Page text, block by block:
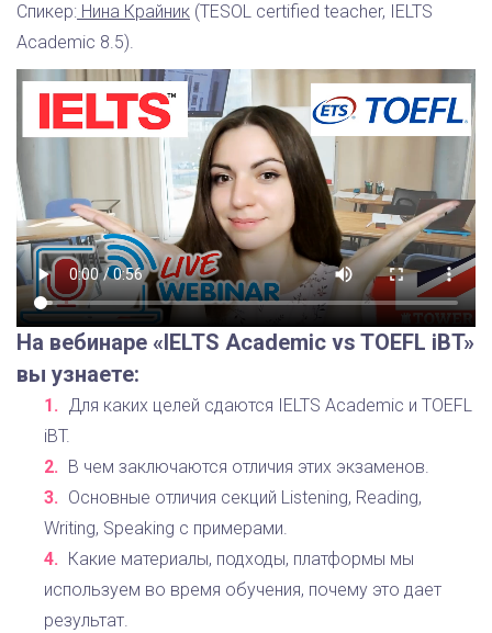
Спикер: Нина Крайник (TESOL certified teacher, IELTS
Academic 8.5).
На вебинаре «IELTS Academic vs TOEFL iBT»
вы узнаете:
Для каких целей сдаются IELTS Academic и TOEFL
iBT.
В чем заключаются отличия этих экзаменов.
Основные отличия секций Listening, Reading,
Writing, Speaking с примерами.
Какие материалы, подходы, платформы мы
используем во время обучения, почему это дает
результат.